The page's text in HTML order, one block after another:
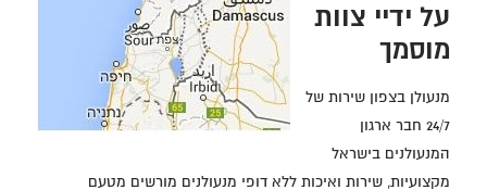
על ידיי צוות
מוסמך
מנעולן בצפון שירות של
24/7 חבר ארגון
המנעולנים בישראל
מקצועיות, שירות ואיכות ללא דופי מנעולנים מורשים מטעם